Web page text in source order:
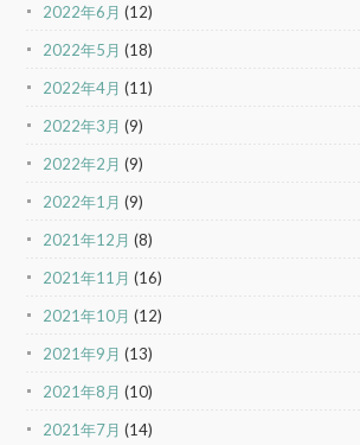
2022年6月 (12)
2022年5月 (18)
2022年4月 (11)
2022年3月 (9)
2022年2月 (9)
2022年1月 (9)
2021年12月 (8)
2021年11月 (16)
2021年10月 (12)
2021年9月 (13)
2021年8月 (10)
2021年7月 (14)